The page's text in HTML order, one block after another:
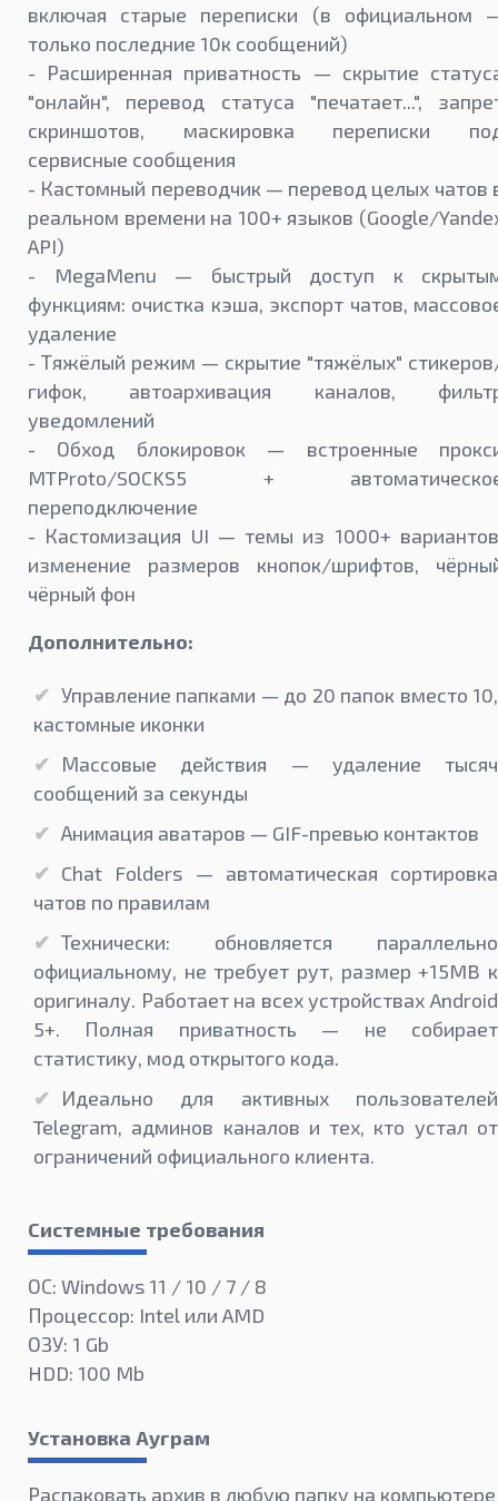
включая старые переписки (в официальном
только последние 10к сообщений)
- Расширенная приватность — скрытие
"онлайн", перевод статуса "печатает...",
скриншотов, маскировка переписки
сервисные сообщения
- Кастомный переводчик — перевод целых чатов
реальном времени на 100+ языков (Google/
API)
- MegaMenu — быстрый доступ к
функциям: очистка кэша, экспорт чатов,
удаление
- Тяжёлый режим — скрытие "тяжёлых"
гифок, автоархивация каналов,
уведомлений
- Обход блокировок — встроенные
MTProto/SOCKS5 +
переподключение
- Кастомизация UI — темы из 1000+
изменение размеров кнопок/шрифтов,
чёрный фон
Дополнительно:
Управление папками — до 20 папок вместо 10,
кастомные иконки
Массовые действия — удаление тысяч
сообщений за секунды
Анимация аватаров — GIF-превью контактов
Chat Folders — автоматическая сортировка
чатов по правилам
Технически: обновляется параллельно
официальному, не требует рут, размер +15MB к
оригиналу. Работает на всех устройствах Android
5+. Полная приватность — не собирает
статистику, мод открытого кода.
Идеально для активных пользователей
Telegram, админов каналов и тех, кто устал от
ограничений официального клиента.
Системные требования
ОС: Windows 11 / 10 / 7 / 8
Процессор: Intel или AMD
ОЗУ: 1 Gb
HDD: 100 Mb
Установка Ауграм
Распаковать архив в любую папку на компьютере